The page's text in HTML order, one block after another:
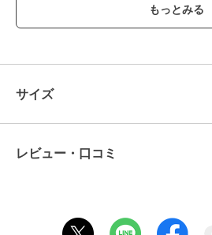
【ergobaby エルゴベビ
ー】EMBRACE Soft Air/
取り込まれた空気はケープの中を流れ、
せます。
るようになります。
風力は強弱を選択できます。
弱：約44時間（最大風力9.9L)
【対象年齢】首がすわってから
サイズ
レビュー・口コミ